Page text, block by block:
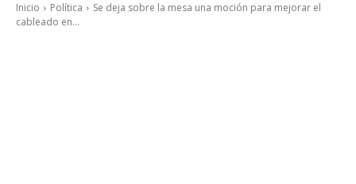
Inicio Política
Se deja sobre la mesa una moción para mejorar el
cableado en...